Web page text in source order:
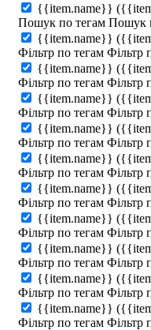
{{item.name}}
Пошук по тегам Пошук
{{item.name}}
Фільтр по тегам Фільтр
{{item.name}}
Фільтр по тегам Фільтр
{{item.name}}
Фільтр по тегам Фільтр
{{item.name}}
Фільтр по тегам Фільтр
{{item.name}}
Фільтр по тегам Фільтр
{{item.name}}
Фільтр по тегам Фільтр
{{item.name}}
Фільтр по тегам Фільтр
{{item.name}}
Фільтр по тегам Фільтр
{{item.name}}
Фільтр по тегам Фільтр
{{item.name}}
Фільтр по тегам Фільтр